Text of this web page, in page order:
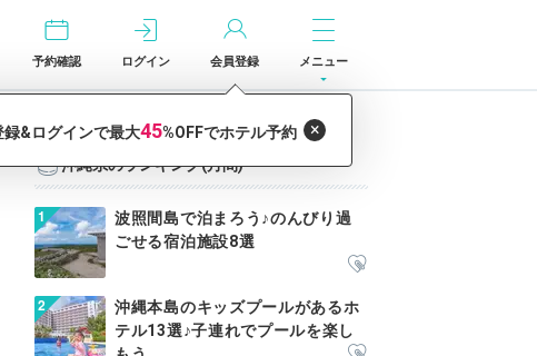
予約確認 ログイン 会員登録 メニュー
沖縄県のランキング(月間)
波照間島で泊まろう♪のんびり過
ごせる宿泊施設8選
沖縄本島のキッズプールがあるホ
テル13選♪子連れでプールを楽し